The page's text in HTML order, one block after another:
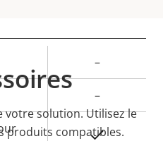
–
–
Oui
votre solution. Utilisez le
produits compatibles.